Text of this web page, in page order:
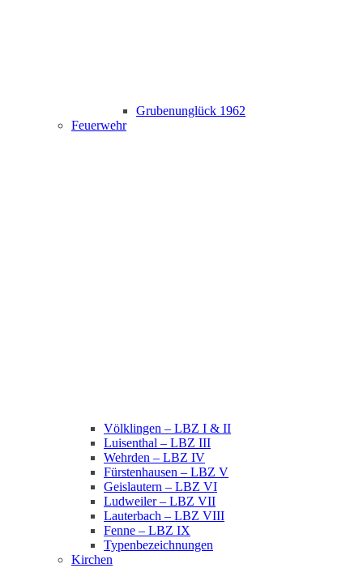
Grubenunglück 1962
Feuerwehr
Völklingen – LBZ I & II
Luisenthal – LBZ III
Wehrden – LBZ IV
Fürstenhausen – LBZ V
Geislautern – LBZ VI
Ludweiler – LBZ VII
Lauterbach – LBZ VIII
Fenne – LBZ IX
Typenbezeichnungen
Kirchen